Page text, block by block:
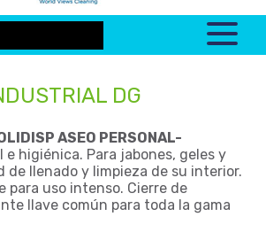
DG
ASEO PERSONAL-
e higiénica. Para jabones, geles y
de llenado y limpieza de su interior.
para uso intenso. Cierre de
llave común para toda la gama